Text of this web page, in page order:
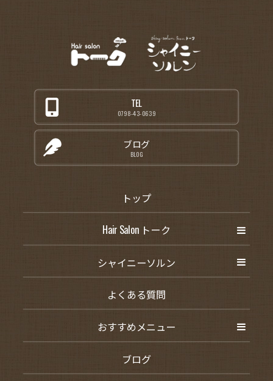
TEL
0798-43-0639
ブログ
BLOG
トップ
Hair Salon トーク
シャイニーソルン
よくある質問
おすすめメニュー
ブログ